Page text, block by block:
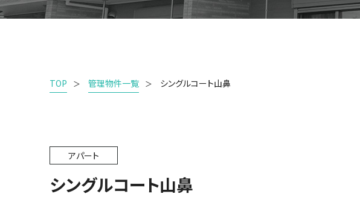
TOP 管理物件一覧 シングルコート山鼻
アパート
シングルコート山鼻